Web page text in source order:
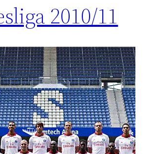
2010/11